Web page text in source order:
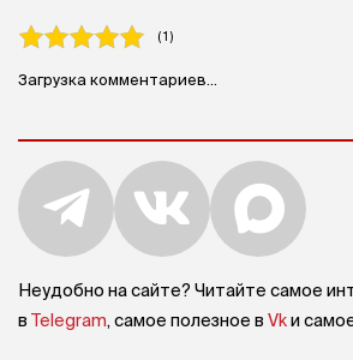
( 1 )
Загрузка комментариев...
Неудобно на сайте? Читайте самое
в Telegram, самое полезное в Vkи